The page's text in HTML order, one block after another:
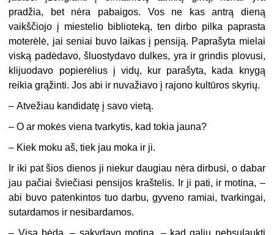
pradžia, bet nėra pabaigos. Vos ne kas antrą dieną
vaikščiojo į miestelio biblioteką, ten dirbo pilka paprasta
moterėlė, jai seniai buvo laikas į pensiją. Paprašyta mielai
viską padėdavo, šluostydavo dulkes, yra ir grindis plovusi,
klijuodavo popierėlius į vidų, kur parašyta, kada knygą
reikia grąžinti. Jos abi ir nuvažiavo į rajono kultūros skyrių.
–Atvežiau kandidatę į savo vietą.
–O ar mokės viena tvarkytis, kad tokia jauna?
– Kiek moku aš, tiek jau moka ir ji.
Ir iki pat šios dienos ji niekur daugiau nėra dirbusi, o dabar
jau pačiai šviečiasi pensijos kraštelis. Ir ji pati, ir motina, –
abi buvo patenkintos tuo darbu, gyveno ramiai, tvarkingai,
sutardamos ir nesibardamos.